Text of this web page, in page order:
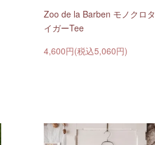
Zoo de la Barben モノクロタ
イガーTee
4,600円(税込5,060円)